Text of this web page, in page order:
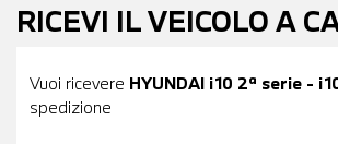
RICEVI IL VEICOLO A
Vuoi ricevere HYUNDAI i10 2ª serie -
spedizione